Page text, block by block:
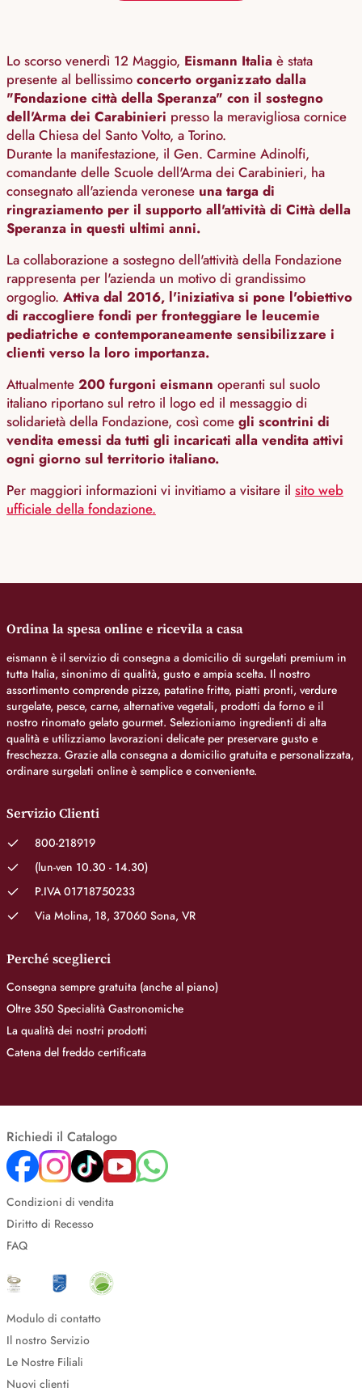
Lo scorso venerdì 12 Maggio, Eismann Italia è stata
presente al bellissimo concerto organizzato dalla
"Fondazione città della Speranza" con il sostegno
dell'Arma dei Carabinieri presso la meravigliosa cornice
della Chiesa del Santo Volto, a Torino.
Durante la manifestazione, il Gen. Carmine Adinolfi,
comandante delle Scuole dell'Arma dei Carabinieri, ha
consegnato all'azienda veronese una targa di
ringraziamento per il supporto all'attività di Città della
Speranza in questi ultimi anni.
La collaborazione a sostegno dell'attività della Fondazione
rappresenta per l'azienda un motivo di grandissimo
orgoglio. Attiva dal 2016, l'iniziativa si pone l'obiettivo
di raccogliere fondi per fronteggiare le leucemie
pediatriche e contemporaneamente sensibilizzare i
clienti verso la loro importanza.
Attualmente 200 furgoni eismann operanti sul suolo
italiano riportano sul retro il logo ed il messaggio di
solidarietà della Fondazione, così come gli scontrini di
vendita emessi da tutti gli incaricati alla vendita attivi
ogni giorno sul territorio italiano.
Per maggiori informazioni vi invitiamo a visitare il sito web
ufficiale della fondazione.
Ordina la spesa online e ricevila a casa
eismann è il servizio di consegna a domicilio di surgelati premium in
tutta Italia, sinonimo di qualità, gusto e ampia scelta. Il nostro
assortimento comprende pizze, patatine fritte, piatti pronti, verdure
surgelate, pesce, carne, alternative vegetali, prodotti da forno e il
nostro rinomato gelato gourmet. Selezioniamo ingredienti di alta
qualità e utilizziamo lavorazioni delicate per preservare gusto e
freschezza. Grazie alla consegna a domicilio gratuita e personalizzata,
ordinare surgelati online è semplice e conveniente.
Servizio Clienti
800-218919
(lun-ven 10.30 - 14.30)
P.IVA 01718750233
Via Molina, 18, 37060 Sona, VR
Perché sceglierci
Consegna sempre gratuita (anche al piano)
Oltre 350 Specialità Gastronomiche
La qualità dei nostri prodotti
Catena del freddo certificata
Richiedi il Catalogo
Condizioni di vendita
Diritto di Recesso
FAQ
Modulo di contatto
Il nostro Servizio
Le Nostre Filiali
Nuovi clienti